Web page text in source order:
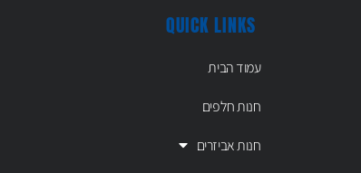
QUICK LINKS
עמוד הבית
חנות חלפים
חנות אביזרים